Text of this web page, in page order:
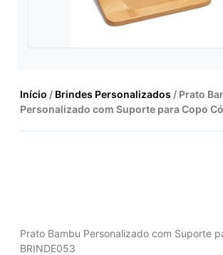
Início / Brindes Personalizados / Prato
Personalizado com Suporte para Copo
Prato Bambu Personalizado com Suporte
BRINDE053